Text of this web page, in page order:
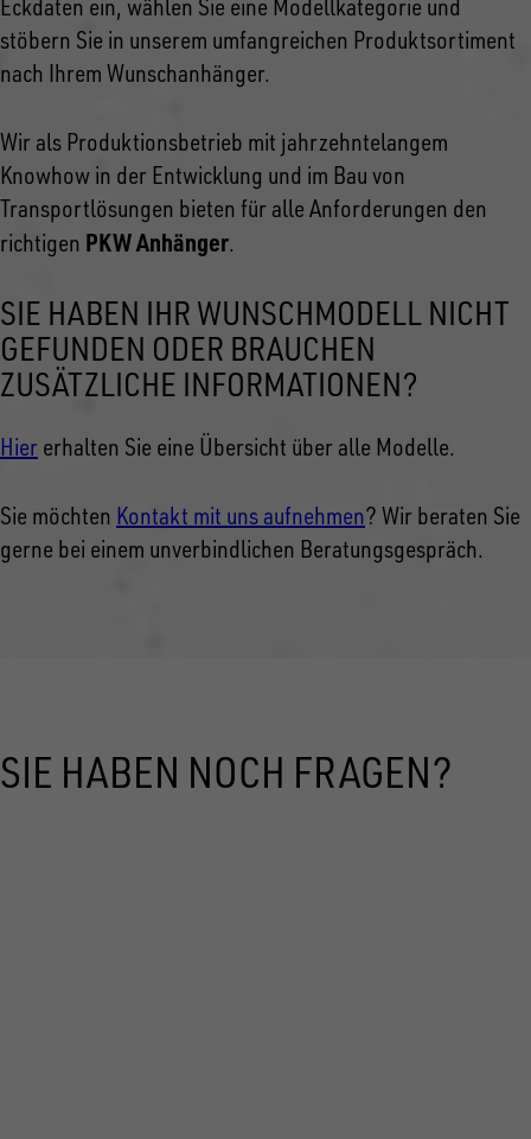
Eckdaten ein, wählen Sie eine Modellkategorie und
stöbern Sie in unserem umfangreichen Produktsortiment
nach Ihrem Wunschanhänger.
Wir als Produktionsbetrieb mit jahrzehntelangem
Knowhow in der Entwicklung und im Bau von
Transportlösungen bieten für alle Anforderungen den
richtigen PKW Anhänger.
SIE HABEN IHR WUNSCHMODELL NICHT
GEFUNDEN ODER BRAUCHEN
ZUSÄTZLICHE INFORMATIONEN?
Hier erhalten Sie eine Übersicht über alle Modelle.
Sie möchten Kontakt mit uns aufnehmen? Wir beraten Sie
gerne bei einem unverbindlichen Beratungsgespräch.
SIE HABEN NOCH FRAGEN?